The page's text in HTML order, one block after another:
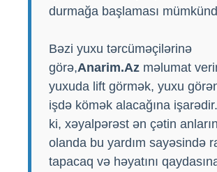
durmağa başlaması
Bəzi yuxu tərcüməçilərinə
görə,Anarim.Az məlumat
yuxuda lift görmək, yuxu
işdə kömək alacağına
ki, xəyalpərəst ən çətin
olanda bu yardım sayəsində
tapacaq və həyatını